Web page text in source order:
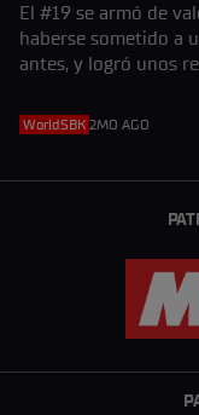
El #19 se armó de
haberse sometido a
antes, y logró unos
WorldSBK 2MO AGO